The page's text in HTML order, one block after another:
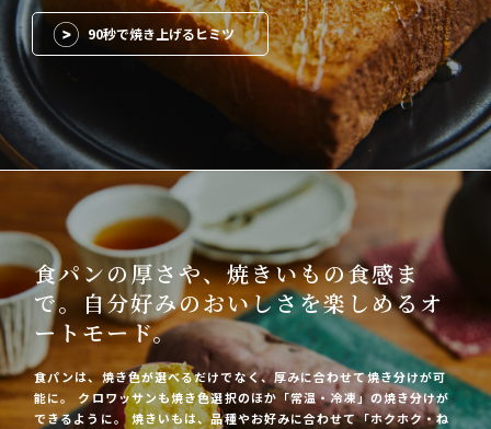
90秒で焼き上げるヒミツ
食パンの厚さや、焼きいもの食感ま
で。自分好みのおいしさを楽しめるオ
ートモード。
食パンは、焼き色が選べるだけでなく、厚みに合わせて焼き分けが可
能に。
クロワッサンも焼き色選択のほか「常温・冷凍」の焼き分けが
できるように。焼きいもは、品種やお好みに合わせて「ホクホク・ね